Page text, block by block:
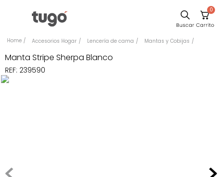
0
Accesorios Hogar Lencería de cama Mantas y Cobijas
Manta Stripe Sherpa Blanco
REF: 239590
Comedor
Escritorio